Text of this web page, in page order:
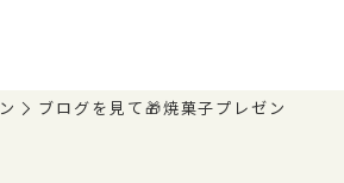
ブログを見て🎁焼菓子プレゼン